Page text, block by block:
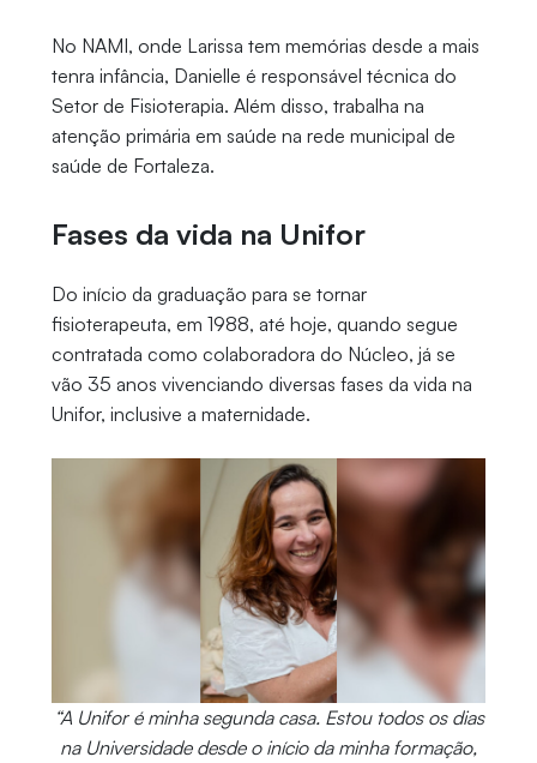
No NAMI, onde Larissa tem memórias desde a mais
tenra infância, Danielle é responsável técnica do
Setor de Fisioterapia. Além disso, trabalha na
atenção primária em saúde na rede municipal de
saúde de Fortaleza.
Fases da vida na Unifor
Do início da graduação para se tornar
fisioterapeuta, em 1988, até hoje, quando segue
contratada como colaboradora do Núcleo, já se
vão 35 anos vivenciando diversas fases da vida na
Unifor, inclusive a maternidade.
“A Unifor é minha segunda casa. Estou todos os dias
na Universidade desde o início da minha formação,